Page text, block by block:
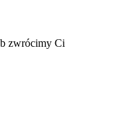
zwrócimy Ci